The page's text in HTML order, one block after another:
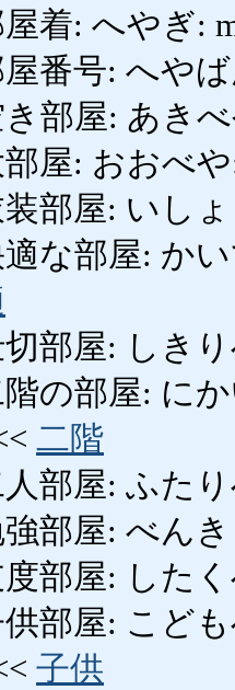
着: へやぎ:
番号: へや
部屋: あき
屋: おおべ
部屋: いしょ
な部屋: か
部屋: しき
の部屋: にか
二階
部屋: ふた
部屋: べん
部屋: したく
部屋: こども
子供